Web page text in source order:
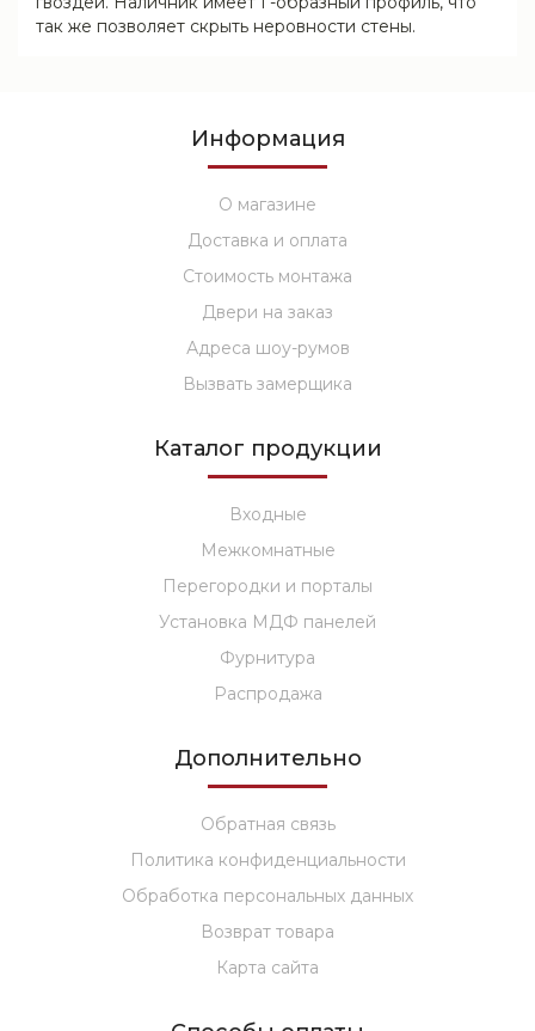
так же позволяет скрыть неровности стены.
Информация
О магазине
Доставка и оплата
Стоимость монтажа
Двери на заказ
Адреса шоу-румов
Вызвать замерщика
Каталог продукции
Входные
Межкомнатные
Перегородки и порталы
Установка МДФ панелей
Фурнитура
Распродажа
Дополнительно
Обратная связь
Политика конфиденциальности
Обработка персональных данных
Возврат товара
Карта сайта